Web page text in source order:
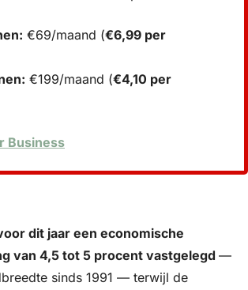
€69/maand (€6,99 per
€199/maand (€4,10 per
Business
dit jaar een economische
van 4,5 tot 5 procent vastgelegd —
sinds 1991 — terwijl de